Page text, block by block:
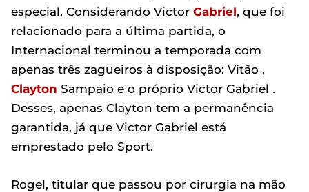
especial. Considerando Victor Gabriel, que foi
relacionado para a última partida, o
Internacional terminou a temporada com
apenas três zagueiros à disposição: Vitão ,
Clayton Sampaio e o próprio Victor Gabriel .
Desses, apenas Clayton tem a permanência
garantida, já que Victor Gabriel está
emprestado pelo Sport.
Rogel, titular que passou por cirurgia na mão